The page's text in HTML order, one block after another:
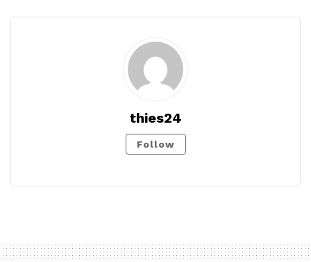
thies24
Follow